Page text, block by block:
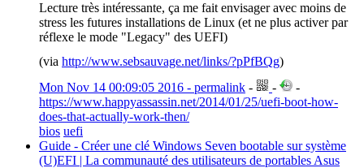
Lecture très intéressante, ça me fait envisager avec moins de
stress les futures installations de Linux (et ne plus activer par
réflexe le mode "Legacy" des UEFI)
(via http://www.sebsauvage.net/links/?pPfBQg)
Mon Nov 14 00:09:05 2016 - permalink - -
-
https://www.happyassassin.net/2014/01/25/uefi-boot-how-
does-that-actually-work-then/
bios uefi
Guide - Créer une clé Windows Seven bootable sur système
(U)EFI | La communauté des utilisateurs de portables Asus